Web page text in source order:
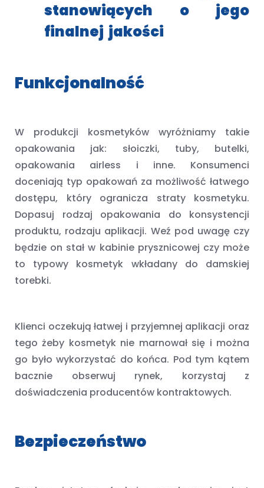
stanowiących o jego
finalnej jakości
Funkcjonalność
W produkcji kosmetyków wyróżniamy takie
opakowania jak: słoiczki, tuby, butelki,
opakowania airless i inne. Konsumenci
doceniają typ opakowań za możliwość łatwego
dostępu, który ogranicza straty kosmetyku.
Dopasuj rodzaj opakowania do konsystencji
produktu, rodzaju aplikacji. Weź pod uwagę czy
będzie on stał w kabinie prysznicowej czy może
to typowy kosmetyk wkładany do damskiej
torebki.
Klienci oczekują łatwej i przyjemnej aplikacji oraz
tego żeby kosmetyk nie marnował się i można
go było wykorzystać do końca. Pod tym kątem
bacznie obserwuj rynek, korzystaj z
doświadczenia producentów kontraktowych.
Bezpieczeństwo